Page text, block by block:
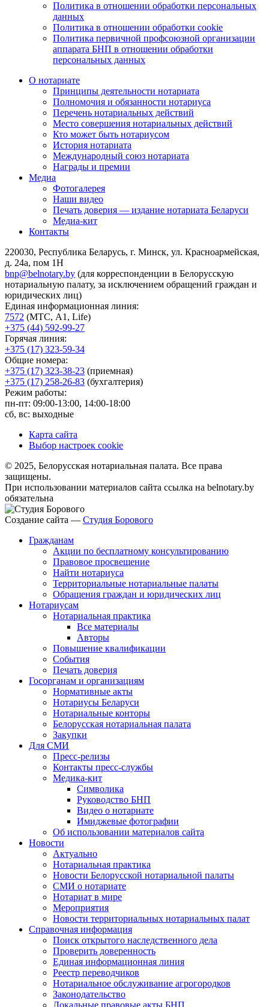
Политика в отношении обработки персональных
данных
Политика в отношении обработки cookie
Политика первичной профсоюзной организации
аппарата БНП в отношении обработки
персональных данных
О нотариате
Принципы деятельности нотариата
Полномочия и обязанности нотариуса
Перечень нотариальных действий
Место совершения нотариальных действий
Кто может быть нотариусом
История нотариата
Международный союз нотариата
Награды и премии
Медиа
Фотогалерея
Наши видео
Печать доверия — издание нотариата Беларуси
Медиа-кит
Контакты
220030, Республика Беларусь, г. Минск, ул. Красноармейская,
д. 24а, пом 1Н
bnp@belnotary.by (для корреспонденции в Белорусскую
нотариальную палату, за исключением обращений граждан и
юридических лиц)
Единая информационная линия:
7572 (МТС, A1, Life)
+375 (44) 592-99-27
Горячая линия:
+375 (17) 323-59-34
Общие номера:
+375 (17) 323-38-23 (приемная)
+375 (17) 258-26-83 (бухгалтерия)
Режим работы:
пн-пт: 09:00-13:00, 14:00-18:00
сб, вс: выходные
Карта сайта
Выбор настроек cookie
© 2025, Белорусская нотариальная палата. Все права
защищены.
При использовании материалов сайта ссылка на belnotary.by
обязательна
Создание сайта — Студия Борового
Гражданам
Акции по бесплатному консультированию
Правовое просвещение
Найти нотариуса
Территориальные нотариальные палаты
Обращения граждан и юридических лиц
Нотариусам
Нотариальная практика
Все материалы
Авторы
Повышение квалификации
События
Печать доверия
Госорганам и организациям
Нормативные акты
Нотариусы Беларуси
Нотариальные конторы
Белорусская нотариальная палата
Закупки
Для СМИ
Пресс-релизы
Контакты пресс-службы
Медика-кит
Символика
Руководство БНП
Видео о нотариате
Имиджевые фотографии
Об использовании материалов сайта
Новости
Актуально
Нотариальная практика
Новости Белорусской нотариальной палаты
СМИ о нотариате
Нотариат в мире
Мероприятия
Новости территориальных нотариальных палат
Справочная информация
Поиск открытого наследственного дела
Проверить доверенность
Единая информационная линия
Реестр переводчиков
Нотариальное обслуживание агрогородков
Законодательство